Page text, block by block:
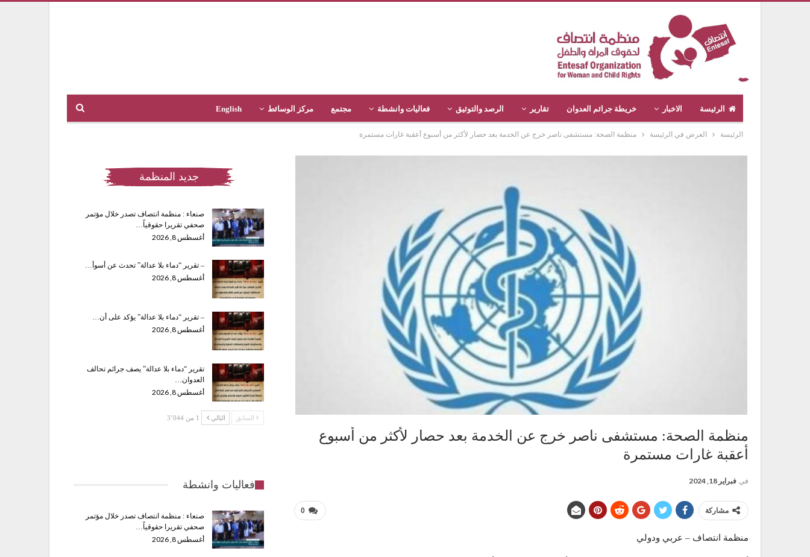
الرئيسة الاخبار خريطة جرائم العدوان تقارير الرصد والتوثيق فعاليات وانشطة مجتمع مركز الوسائط English
الرئيسة العرض في الرئيسة منظمة الصحة: مستشفى ناصر خرج عن الخدمة بعد حصار لأكثر من أسبوع أعقبة غارات مستمرة
منظمة الصحة: مستشفى ناصر خرج عن الخدمة بعد حصار لأكثر من أسبوع
أعقبة غارات مستمرة
في فبراير 18, 2024
0 مشاركة
منظمة انتصاف – عربي ودولي
جديد المنظمة
صنعاء : منظمة انتصاف تصدر خلال مؤتمر
صحفي تقريرا حقوقياً…
أغسطس 8, 2026
– تقرير “دماء بلا عدالة” تحدث عن أسوأ…
أغسطس 8, 2026
– تقرير “دماء بلا عدالة” يؤكد على أن…
أغسطس 8, 2026
تقرير “دماء بلا عدالة” يصف جرائم تحالف
العدوان…
أغسطس 8, 2026
السابق التالي 1 من 3٬044
فعاليات وانشطة
صنعاء : منظمة انتصاف تصدر خلال مؤتمر
صحفي تقريرا حقوقياً…
أغسطس 8, 2026